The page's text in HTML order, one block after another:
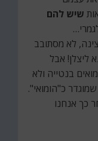
שיש להם
לא מסתובב
ליצלן! אבל
בנטייה ולא
כ"הומואי".
כך אנחנו